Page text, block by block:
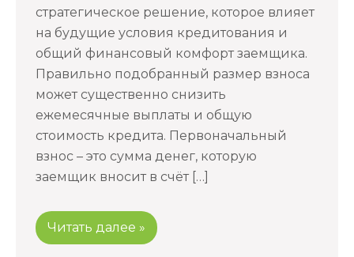
стратегическое решение, которое влияет
на будущие условия кредитования и
общий финансовый комфорт заемщика.
Правильно подобранный размер взноса
может существенно снизить
ежемесячные выплаты и общую
стоимость кредита. Первоначальный
взнос – это сумма денег, которую
заемщик вносит в счёт […]
Читать далее »